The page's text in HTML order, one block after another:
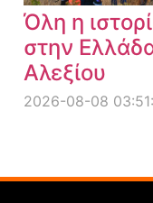
Όλη η
στην
Αλεξίου
2026-08-08